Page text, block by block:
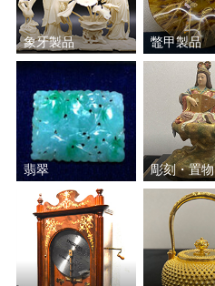
象牙製品 鼈甲製品
翡翠 彫刻・置物